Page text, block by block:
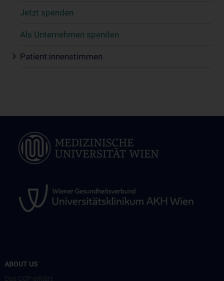
Jetzt spenden
Als Unternehmen spenden
Patient:innenstimmen
ABOUT US